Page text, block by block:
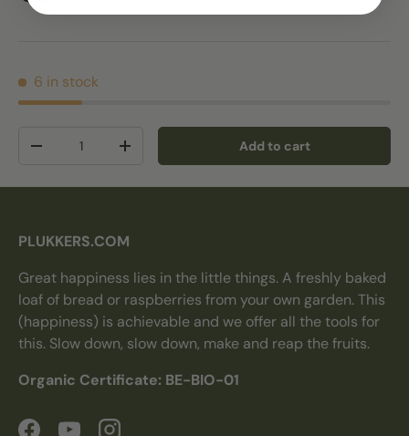
6 in stock
Decrease quantityIncrease quantity Add to cart
PLUKKERS.COM
Great happiness lies in the little things. A freshly baked
loaf of bread or raspberries from your own garden. This
(happiness) is achievable and we offer all the tools for
this. Slow down, slow down, make and reap the fruits.
Organic Certificate: BE-BIO-01